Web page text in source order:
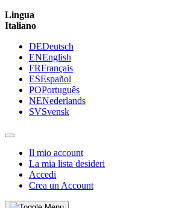
Lingua
Italiano
DEDeutsch
ENEnglish
FRFrançais
ESEspañol
POPortuguês
NENederlands
SVSvensk
Il mio account
La mia lista desideri
Accedi
Crea un Account